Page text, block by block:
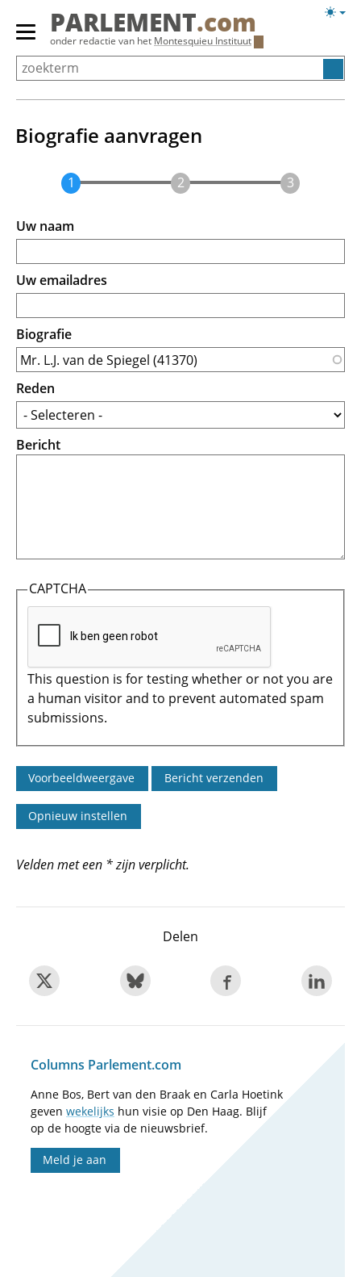
Overslaan
Primair
menu
tonen/verbergen
PARLEMENT.com
onder redactie van het Montesquieu Instituut
Biografie aanvragen
Uw naam
Uw emailadres
Biografie
Reden
Bericht
CAPTCHA
This question is for testing whether or not you are
a human visitor and to prevent automated spam
submissions.
Velden met een * zijn verplicht.
Delen
Columns Parlement.com
Anne Bos, Bert van den Braak en Carla Hoetink
geven wekelijks hun visie op Den Haag. Blijf
op de hoogte via de nieuwsbrief.
Meld je aan